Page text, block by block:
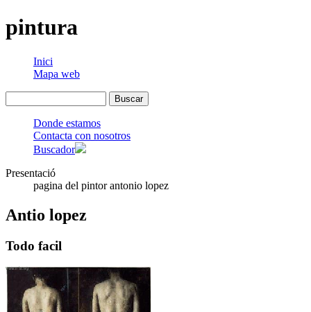
pintura
Inici
Mapa web
Donde estamos
Contacta con nosotros
Buscador
Presentació
pagina del pintor antonio lopez
Antio lopez
Todo facil